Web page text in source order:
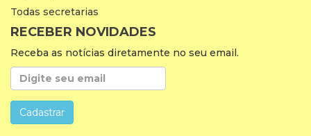
Todas secretarias
RECEBER NOVIDADES
Receba as notícias diretamente no seu email.